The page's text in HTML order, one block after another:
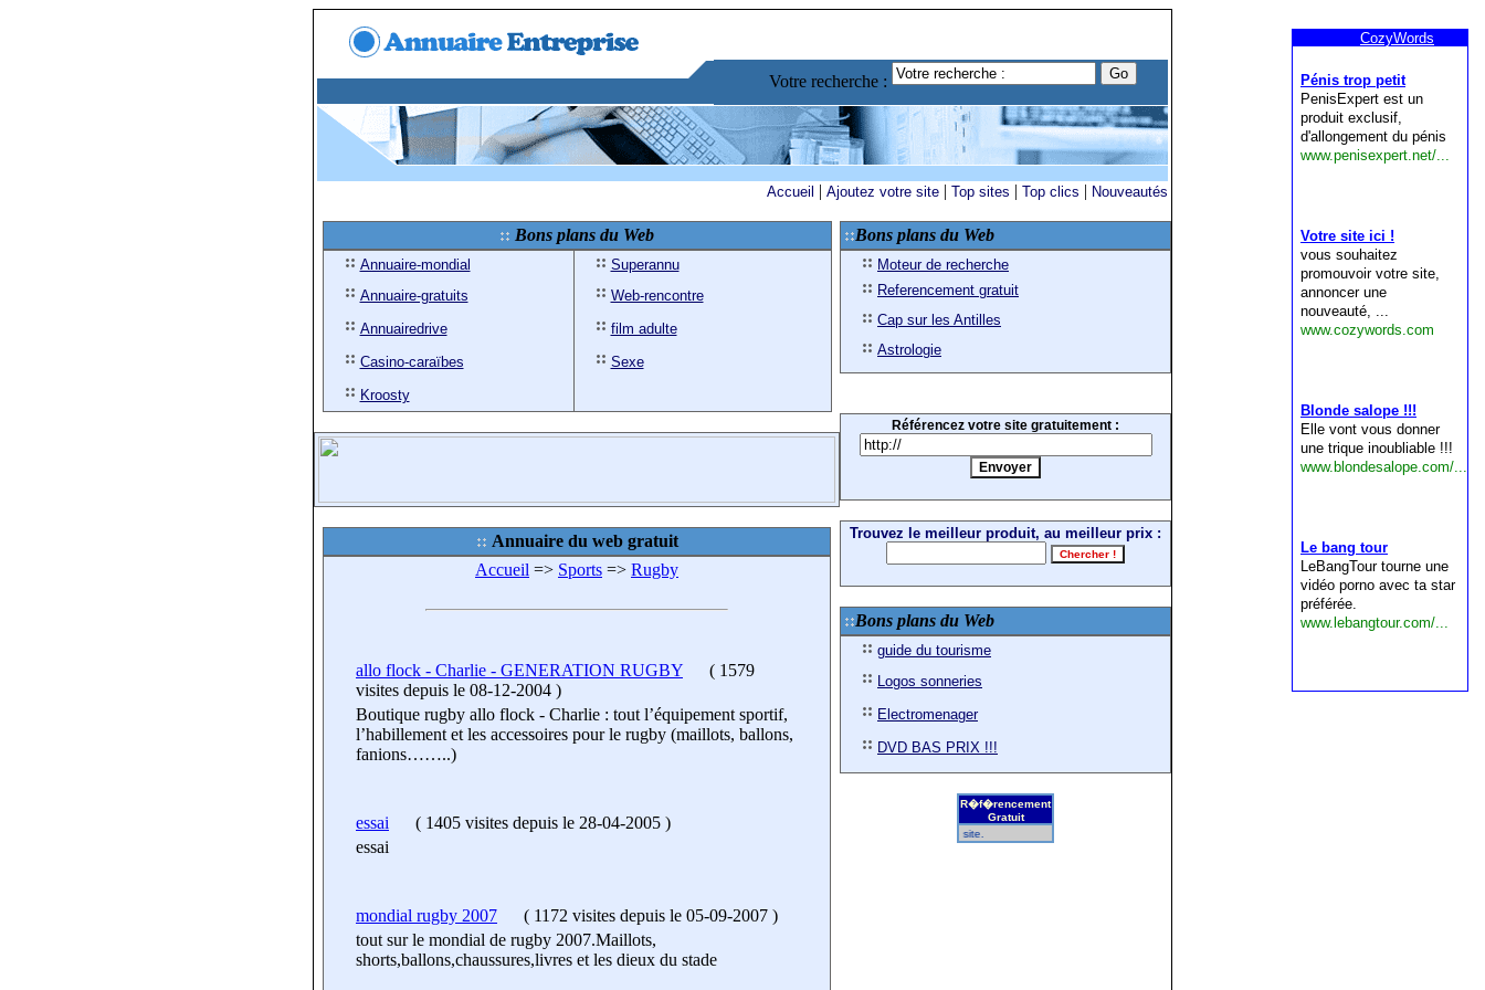
Votre recherche :
Accueil | Ajoutez votre site | Top sites | Top clics | Nouveautés
Bons plans du Web
Annuaire-mondial
Annuaire-gratuits
Annuairedrive
Casino-caraïbes
Kroosty
Superannu
Web-rencontre
film adulte
Sexe
Annuaire du web gratuit
Accueil => Sports => Rugby
allo flock - Charlie - GENERATION RUGBY ( 1579
visites depuis le 08-12-2004 )
Boutique rugby allo flock - Charlie : tout l’équipement sportif,
l’habillement et les accessoires pour le rugby (maillots, ballons,
fanions……..)
essai ( 1405 visites depuis le 28-04-2005 )
essai
mondial rugby 2007 ( 1172 visites depuis le 05-09-2007 )
tout sur le mondial de rugby 2007.Maillots,
shorts,ballons,chaussures,livres et les dieux du stade
Bons plans du Web
Moteur de recherche
Referencement gratuit
Cap sur les Antilles
Astrologie
Référencez votre site gratuitement :
Trouvez le meilleur produit, au meilleur prix :
Bons plans du Web
guide du tourisme
Logos sonneries
Electromenager
DVD BAS PRIX !!!
R�f�rencement
Gratuit
R�f�rencez gratuitement votre site.